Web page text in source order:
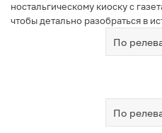
ностальгическому киоску с
чтобы детально разобраться в